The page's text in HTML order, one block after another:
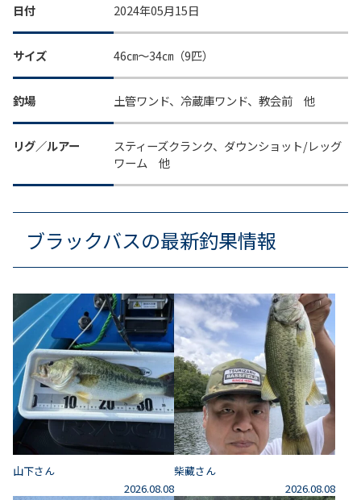
日付 2024年05月15日
サイズ 46㎝～34㎝（9匹）
釣場 土管ワンド、冷蔵庫ワンド、教会前 他
リグ／ルアー
スティーズクランク、ダウンショット/レッグ
ワーム 他
ブラックバスの最新釣果情報
山下さん
2026.08.08
柴藏さん
2026.08.08